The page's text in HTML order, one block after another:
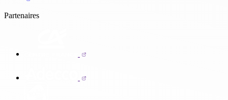
Partenaires